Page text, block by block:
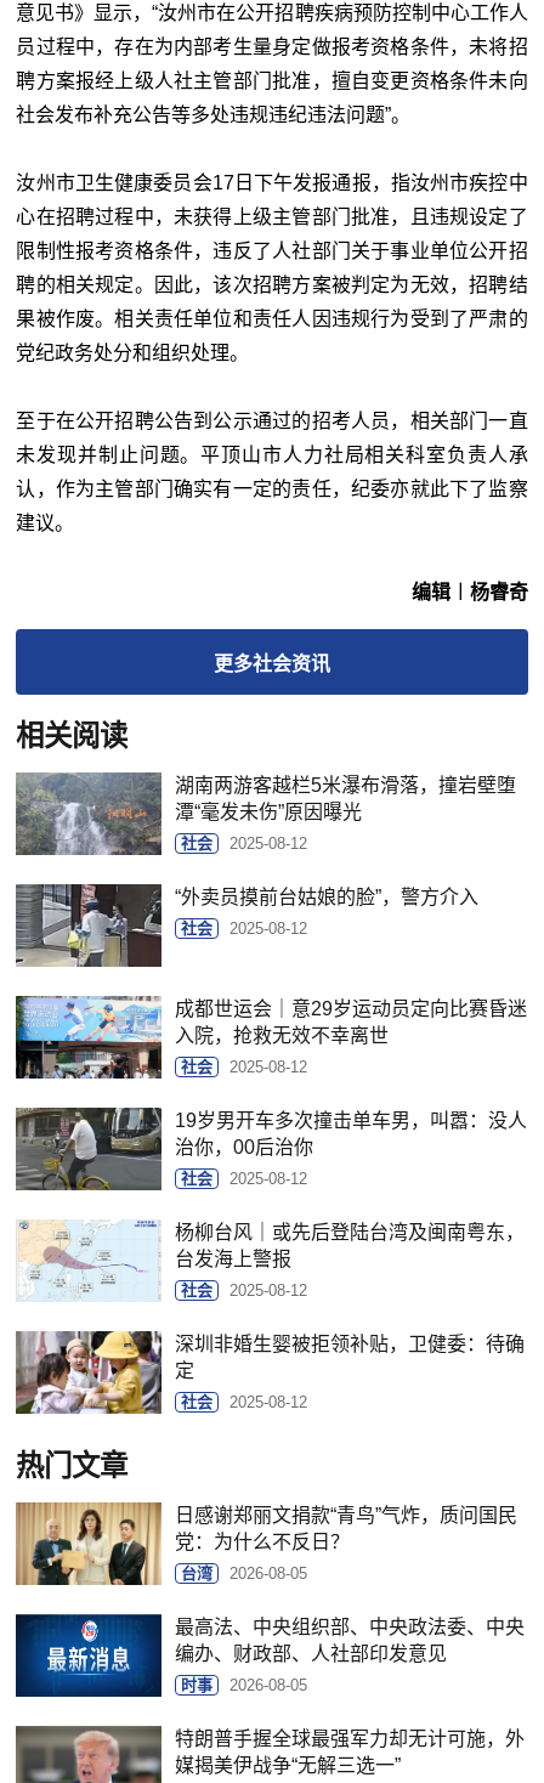
意见书》显示，“汝州市在公开招聘疾病预防控制中心工作人
员过程中，存在为内部考生量身定做报考资格条件，未将招
聘方案报经上级人社主管部门批准，擅自变更资格条件未向
社会发布补充公告等多处违规违纪违法问题”。
汝州市卫生健康委员会17日下午发报通报，指汝州市疾控中
心在招聘过程中，未获得上级主管部门批准，且违规设定了
限制性报考资格条件，违反了人社部门关于事业单位公开招
聘的相关规定。因此，该次招聘方案被判定为无效，招聘结
果被作废。相关责任单位和责任人因违规行为受到了严肃的
党纪政务处分和组织处理。
至于在公开招聘公告到公示通过的招考人员，相关部门一直
未发现并制止问题。平顶山市人力社局相关科室负责人承
认，作为主管部门确实有一定的责任，纪委亦就此下了监察
建议。
编辑︱杨睿奇
更多社会资讯
相关阅读
湖南两游客越栏5米瀑布滑落，撞岩壁堕
潭“毫发未伤”原因曝光
社会 2025-08-12
“外卖员摸前台姑娘的脸”，警方介入
社会 2025-08-12
成都世运会｜意29岁运动员定向比赛昏迷
入院，抢救无效不幸离世
社会 2025-08-12
19岁男开车多次撞击单车男，叫嚣：没人
治你，00后治你
社会 2025-08-12
杨柳台风｜或先后登陆台湾及闽南粤东，
台发海上警报
社会 2025-08-12
深圳非婚生婴被拒领补贴，卫健委：待确
定
社会 2025-08-12
热门文章
日感谢郑丽文捐款“青鸟”气炸，质问国民
党：为什么不反日？
台湾 2026-08-05
最高法、中央组织部、中央政法委、中央
编办、财政部、人社部印发意见
时事 2026-08-05
特朗普手握全球最强军力却无计可施，外
媒揭美伊战争“无解三选一”